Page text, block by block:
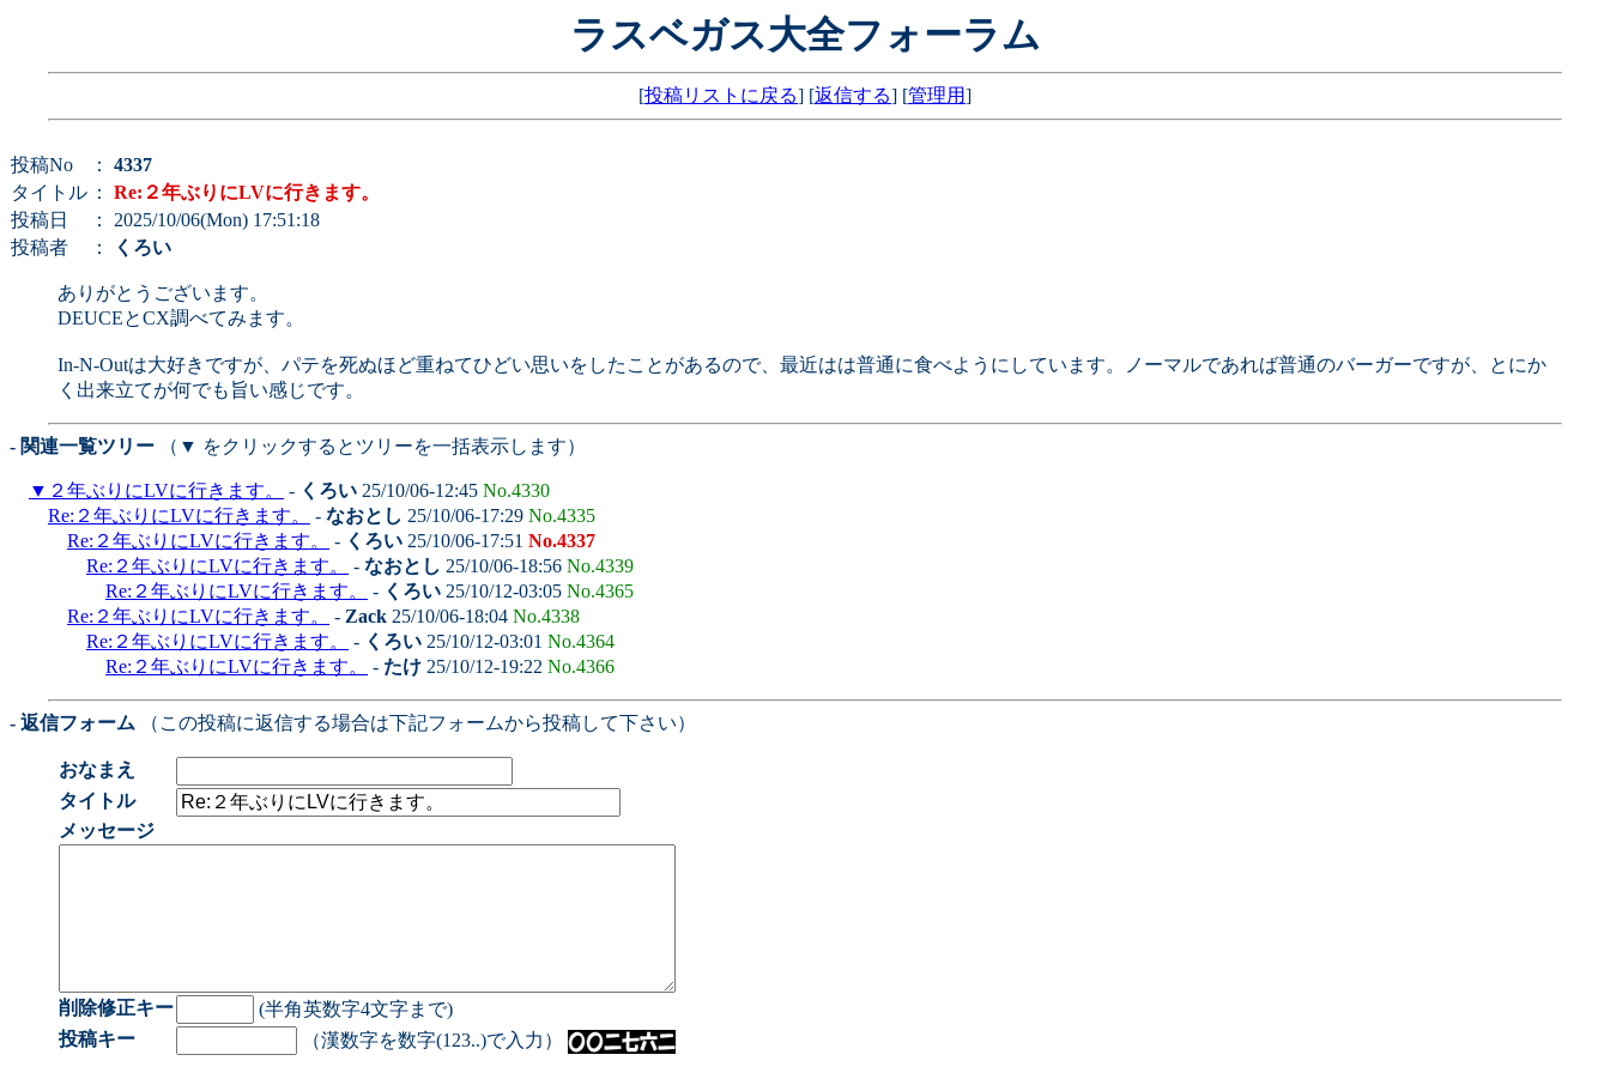
ラスベガス大全フォーラム
[投稿リストに戻る] [返信する] [管理用]
投稿No ： 4337
タイトル ： Re:２年ぶりにLVに行きます。
投稿日
： 2025/10/06(Mon) 17:51:18
投稿者
： くろい
ありがとうございます。
DEUCEとCX調べてみます。
In-N-Outは大好きですが、パテを死ぬほど重ねてひどい思いをしたことがあるので、最近はは普通に食べようにしています。ノーマルであれば普通のバーガーですが、とにか
く出来立てが何でも旨い感じです。
- 関連一覧ツリー （▼ をクリックするとツリーを一括表示します）
▼ ２年ぶりにLVに行きます。 - くろい 25/10/06-12:45 No.4330
Re:２年ぶりにLVに行きます。
- なおとし 25/10/06-17:29 No.4335
Re:２年ぶりにLVに行きます。
- くろい 25/10/06-17:51 No.4337
Re:２年ぶりにLVに行きます。
- なおとし 25/10/06-18:56 No.4339
Re:２年ぶりにLVに行きます。
- くろい 25/10/12-03:05 No.4365
Re:２年ぶりにLVに行きます。
- Zack 25/10/06-18:04 No.4338
Re:２年ぶりにLVに行きます。
- くろい 25/10/12-03:01 No.4364
Re:２年ぶりにLVに行きます。
- たけ 25/10/12-19:22 No.4366
- 返信フォーム （この投稿に返信する場合は下記フォームから投稿して下さい）
おなまえ
タイトル
メッセージ
削除修正キー
(半角英数字4文字まで)
投稿キー
（漢数字を数字(123..)で入力）